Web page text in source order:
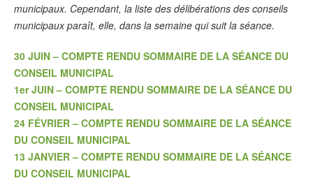
municipaux. Cependant, la liste des délibérations des conseils
municipaux paraît, elle, dans la semaine qui suit la séance.
30 JUIN – COMPTE RENDU SOMMAIRE DE LA SÉANCE DU
CONSEIL MUNICIPAL
1er JUIN – COMPTE RENDU SOMMAIRE DE LA SÉANCE DU
CONSEIL MUNICIPAL
24 FÉVRIER – COMPTE RENDU SOMMAIRE DE LA SÉANCE
DU CONSEIL MUNICIPAL
13 JANVIER – COMPTE RENDU SOMMAIRE DE LA SÉANCE
DU CONSEIL MUNICIPAL